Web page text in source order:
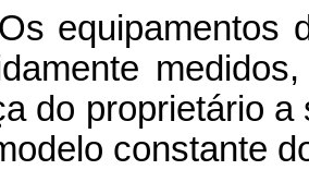
equipamentos
do proprietário
constante